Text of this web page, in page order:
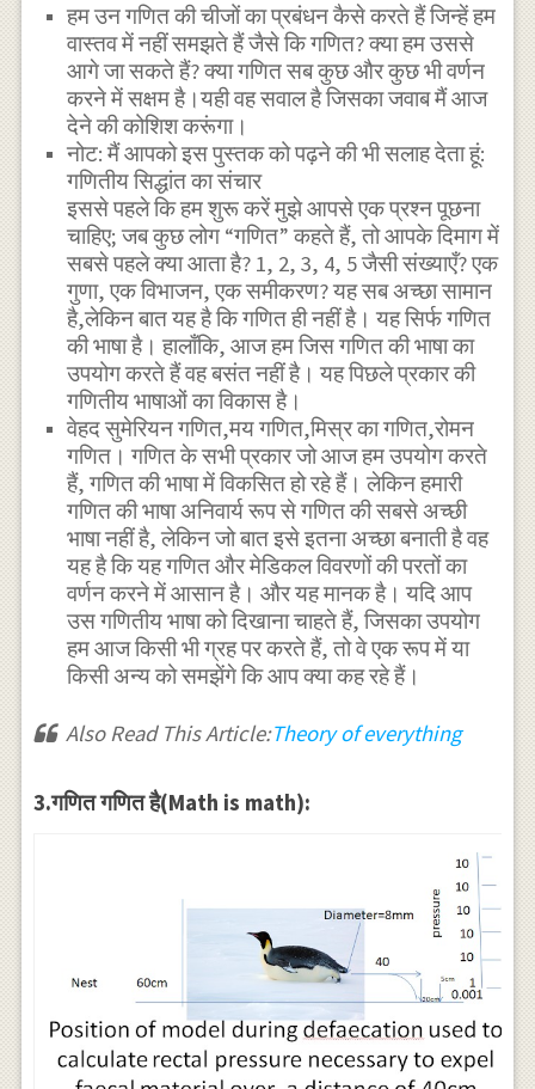
हम उन गणित की चीजों का प्रबंधन कैसे करते हैं जिन्हें हम
वास्तव में नहीं समझते हैं जैसे कि गणित? क्या हम उससे
आगे जा सकते हैं? क्या गणित सब कुछ और कुछ भी वर्णन
करने में सक्षम है।यही वह सवाल है जिसका जवाब मैं आज
देने की कोशिश करूंगा।
नोट: मैं आपको इस पुस्तक को पढ़ने की भी सलाह देता हूं:
गणितीय सिद्धांत का संचार
इससे पहले कि हम शुरू करें मुझे आपसे एक प्रश्न पूछना
चाहिए; जब कुछ लोग “गणित” कहते हैं, तो आपके दिमाग में
सबसे पहले क्या आता है? 1, 2, 3, 4, 5 जैसी संख्याएँ? एक
गुणा, एक विभाजन, एक समीकरण? यह सब अच्छा सामान
है,लेकिन बात यह है कि गणित ही नहीं है। यह सिर्फ गणित
की भाषा है। हालाँकि, आज हम जिस गणित की भाषा का
उपयोग करते हैं वह बसंत नहीं है। यह पिछले प्रकार की
गणितीय भाषाओं का विकास है।
वेहद सुमेरियन गणित,मय गणित,मिस्र का गणित,रोमन
गणित। गणित के सभी प्रकार जो आज हम उपयोग करते
हैं, गणित की भाषा में विकसित हो रहे हैं। लेकिन हमारी
गणित की भाषा अनिवार्य रूप से गणित की सबसे अच्छी
भाषा नहीं है, लेकिन जो बात इसे इतना अच्छा बनाती है वह
यह है कि यह गणित और मेडिकल विवरणों की परतों का
वर्णन करने में आसान है। और यह मानक है। यदि आप
उस गणितीय भाषा को दिखाना चाहते हैं, जिसका उपयोग
हम आज किसी भी ग्रह पर करते हैं, तो वे एक रूप में या
किसी अन्य को समझेंगे कि आप क्या कह रहे हैं।
Also Read This Article:Theory of everything
3.गणित गणित है(Math is math):